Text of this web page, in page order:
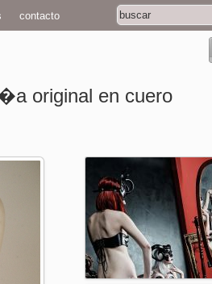
contacto
original en cuero